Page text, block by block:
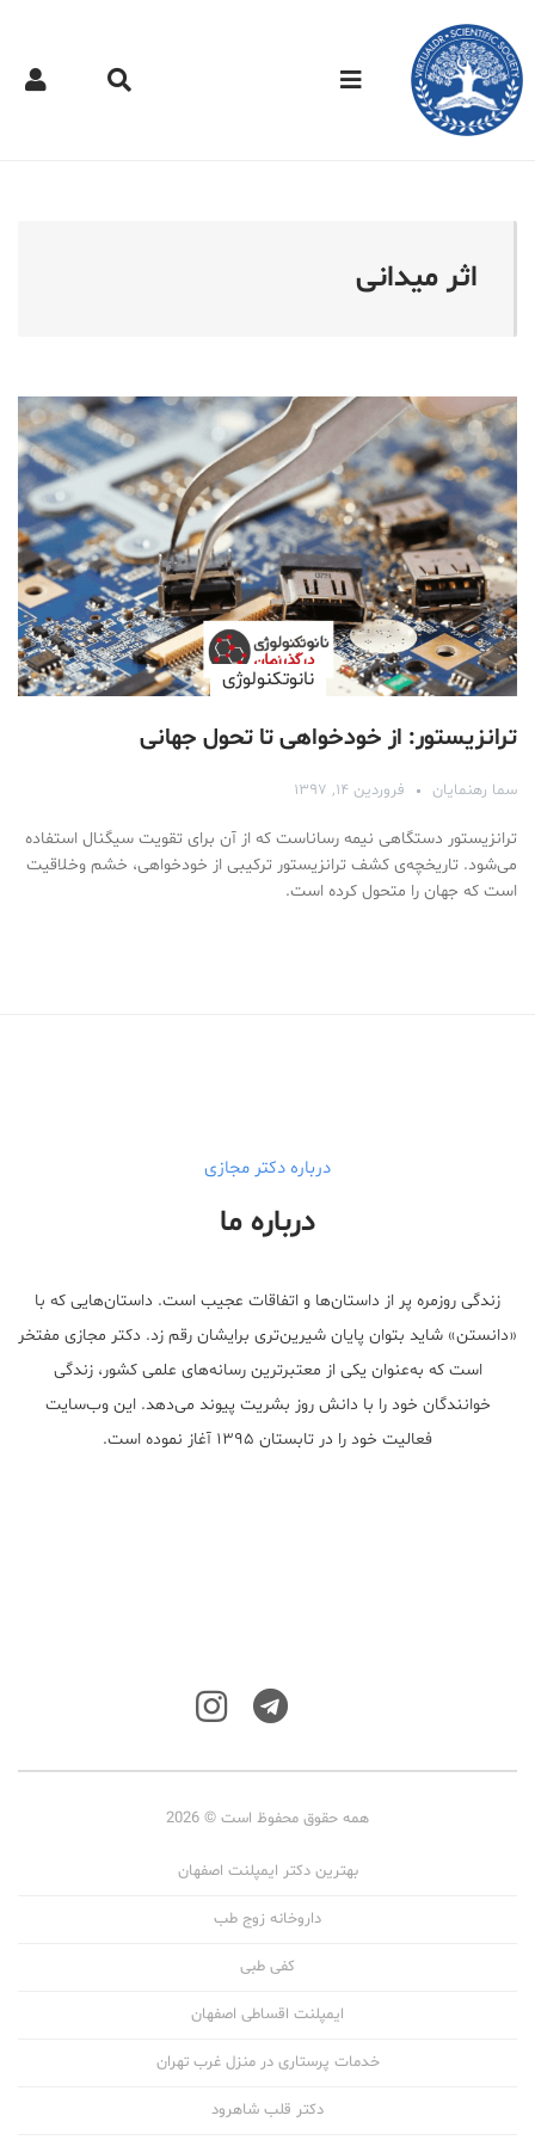
دکتر مجازی - اثر میدانی
اثر میدانی
نانوتکنولوژی
ترانزیستور: از خودخواهی تا تحول جهانی
سما رهنمایان فروردین ۱۴, ۱۳۹۷
ترانزیستور دستگاهی نیمه رساناست که از آن برای تقویت سیگنال استفاده
می‌شود. تاریخچه‌ی کشف ترانزیستور ترکیبی از خودخواهی، خشم وخلاقیت
است که جهان را متحول کرده است.
درباره دکتر مجازی
درباره ما
زندگی روزمره پر از داستان‌ها و اتفاقات عجیب است. داستان‌هایی که با
«دانستن» شاید بتوان پایان شیرین‌تری برایشان رقم زد. دکتر مجازی مفتخر
است که به‌عنوان یکی از معتبر‌ترین رسانه‌های علمی کشور، زندگی
خوانندگان خود را با دانش روز بشریت پیوند می‌دهد. این وب‌سایت
فعالیت خود را در تابستان ۱۳۹۵ آغاز نموده است.
همه حقوق محفوظ است © 2026
بهترین دکتر ایمپلنت اصفهان
داروخانه زوج طب
کفی طبی
ایمپلنت اقساطی اصفهان
خدمات پرستاری در منزل غرب تهران
دکتر قلب شاهرود